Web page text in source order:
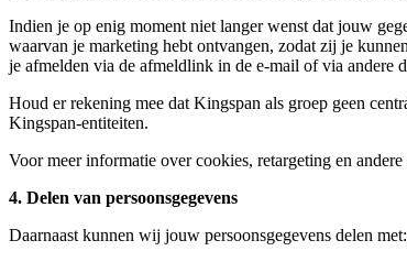
Indien je op enig moment niet langer wenst dat jouw
waarvan je marketing hebt ontvangen, zodat zij je
je afmelden via de afmeldlink in de e‑mail of via andere
Houd er rekening mee dat Kingspan als groep geen
Kingspan‑entiteiten.
Voor meer informatie over cookies, retargeting en
4. Delen van persoonsgegevens
Daarnaast kunnen wij jouw persoonsgegevens delen met: